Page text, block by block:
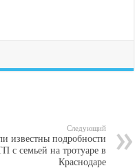
Следующий
известны подробности
с семьей на тротуаре в
Краснодаре